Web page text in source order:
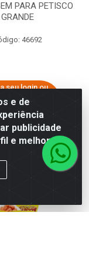
PARA PETISCO
GRANDE
46692
seu login ou
se para
preços e
comprar
e de
publicidade
e melhorar a